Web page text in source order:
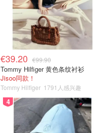
€39.20 €99.90
Tommy Hilfiger 黄色条纹衬衫
Jisoo同款！
Tommy Hilfiger 1791人感兴趣
4